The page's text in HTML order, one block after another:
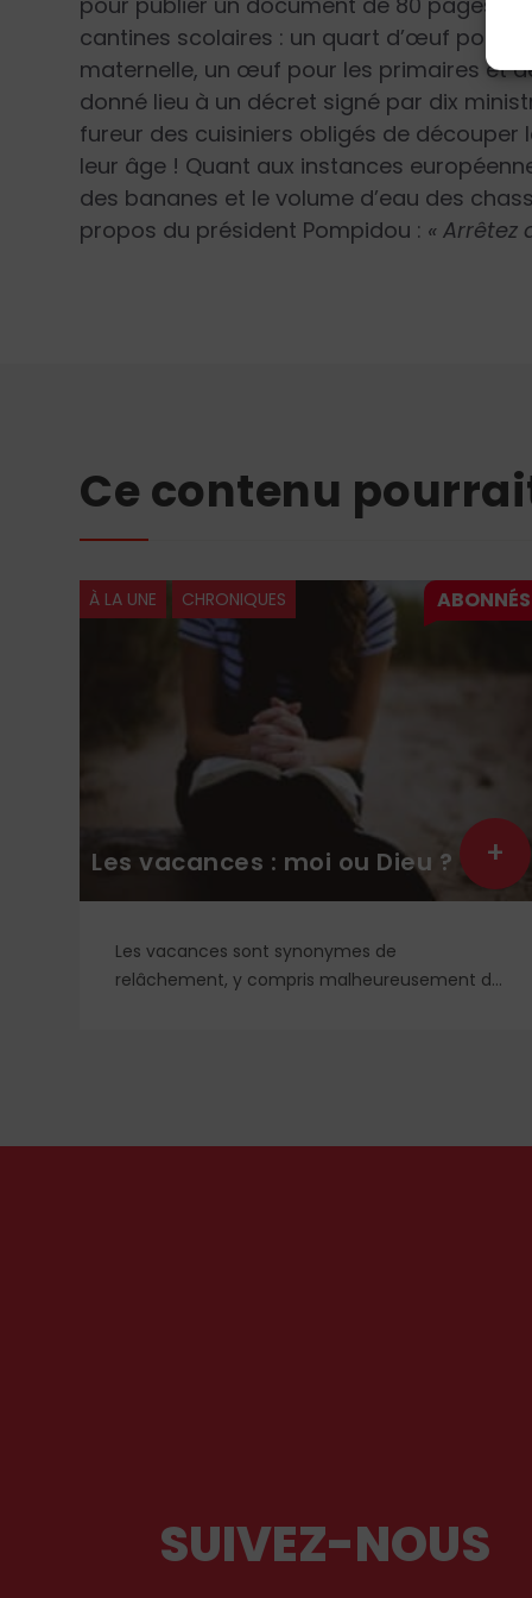
cantines scolaires : un quart d’œuf pour
maternelle, un œuf pour les primaires et
donné lieu à un décret signé par dix
fureur des cuisiniers obligés de
leur âge ! Quant aux instances
des bananes et le volume d’eau des
propos du président Pompidou : « Arrêtez
Ce contenu
À LA UNE CHRONIQUES
Les vacances : moi ou Dieu ?
Les vacances sont synonymes de
relâchement, y compris malheureusement de
chanoine Michael McCowen (icrsp).
+
SUIVEZ-NOUS